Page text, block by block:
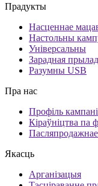
Прадукты
Насценнае
Настольны
Універсальны
Зарадная
Разумны USB
Пра нас
Профіль
Кіраўніцтва па
Якасць
Арганізацыя